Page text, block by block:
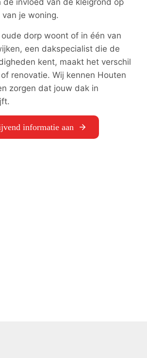
de invloed van de kleigrond op
je woning.
dorp woont of in één van
een dakspecialist die de
kent, maakt het verschil
renovatie. Wij kennen Houten
zorgen dat jouw dak in
informatie aan